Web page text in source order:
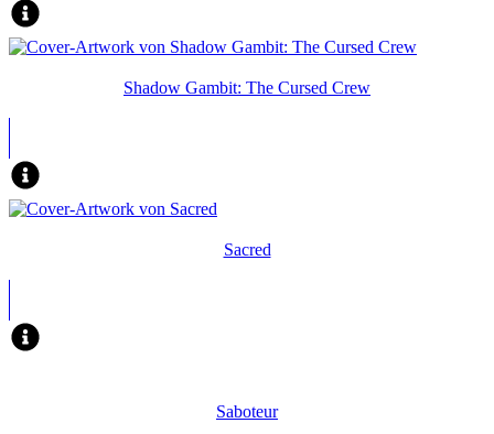
Shadow Gambit: The Cursed Crew
Sacred
Saboteur